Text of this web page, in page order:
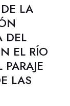
LA
DEL
EL RÍO
LAS